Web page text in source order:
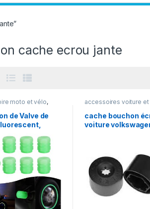
cache ecrou jante
moto et vélo,
de Valve de
accessoires voiture et
cache bouchon
voiture